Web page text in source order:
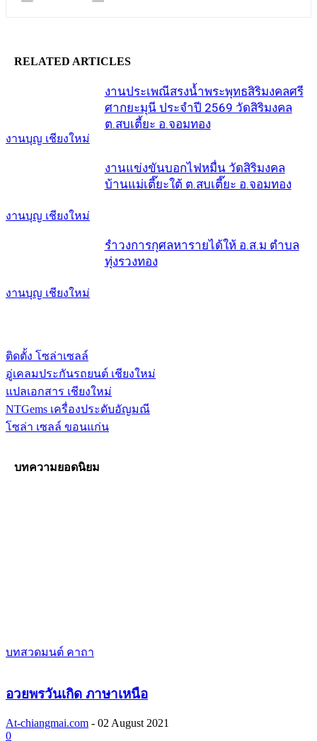
RELATED ARTICLES
งานบุญ เชียงใหม่
งานประเพณีสรงน้ำพระพุทธสิริมงคลศรี
ศากยะมุนี ประจำปี 2569 วัดสิริมงคล
ต.สบเตี้ยะ อ.จอมทอง
งานบุญ เชียงใหม่
งานแข่งขันบอกไฟหมื่น วัดสิริมงคล
บ้านแม่เตี๊ยะใต้ ต.สบเตี๊ยะ อ.จอมทอง
งานบุญ เชียงใหม่
รำวงการกุศลหารายได้ให้ อ.ส.ม ตำบล
ทุ่งรวงทอง
ติดตั้ง โซล่าเซลล์
อู่เคลมประกันรถยนต์ เชียงใหม่
แปลเอกสาร เชียงใหม่
NTGems เครื่องประดับอัญมณี
โซล่า เซลล์ ขอนแก่น
บทความยอดนิยม
บทสวดมนต์ คาถา
อวยพรวันเกิด ภาษาเหนือ
At-chiangmai.com - 02 August 2021
0